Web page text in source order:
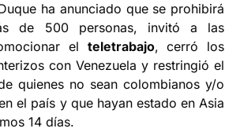
ha anunciado que se prohibirá
de 500 personas, invitó a las
el teletrabajo, cerró los
con Venezuela y restringió el
quienes no sean colombianos y/o
el país y que hayan estado en Asia
14 días.